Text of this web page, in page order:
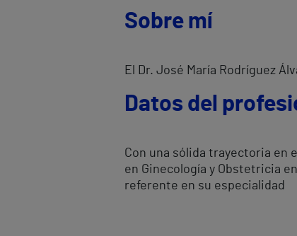
Sobre mí
El Dr. José María Rodríguez
Datos del
Con una sólida trayectoria en
en Ginecología y Obstetricia
referente en su especialidad